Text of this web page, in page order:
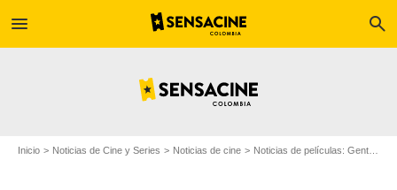
menu search
Inicio Noticias de Cine y Series Noticias de cine Noticias de películas: Gente